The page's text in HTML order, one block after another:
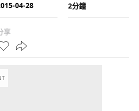
04-28
2分鐘
享